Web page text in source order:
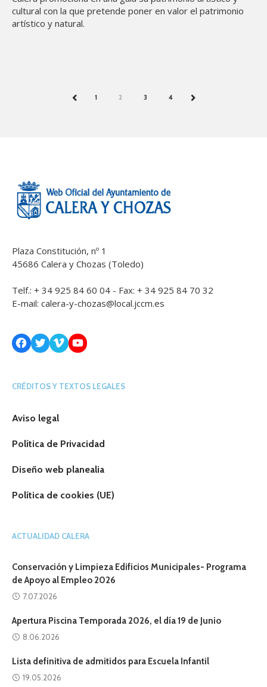
cultural con la que pretende poner en valor el patrimonio
artístico y natural.
1 2 3 4 NEXT
Plaza Constitución, nº 1
45686 Calera y Chozas (Toledo)
Telf.: + 34 925 84 60 04 - Fax: + 34 925 84 70 32
E-mail: calera-y-chozas@local.jccm.es
Facebook
Twitter
VimeoYouTube
CRÉDITOS Y TEXTOS LEGALES
Aviso legal
Política de Privacidad
Diseño web planealia
Política de cookies (UE)
ACTUALIDAD CALERA
Conservación y Limpieza Edificios Municipales- Programa
de Apoyo al Empleo 2026
7.07.2026
Apertura Piscina Temporada 2026, el día 19 de Junio
8.06.2026
Lista definitiva de admitidos para Escuela Infantil
19.05.2026